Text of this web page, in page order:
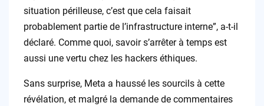
situation périlleuse, c’est que cela faisait
probablement partie de l’infrastructure interne”, a-t-il
déclaré. Comme quoi, savoir s’arrêter à temps est
aussi une vertu chez les hackers éthiques.
Sans surprise, Meta a haussé les sourcils à cette
révélation, et malgré la demande de commentaires